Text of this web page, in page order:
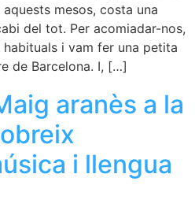
mesos, costa una
del tot. Per acomiadar-nos,
i vam fer una petita
de Barcelona. I, […]
aranès a la
i llengua